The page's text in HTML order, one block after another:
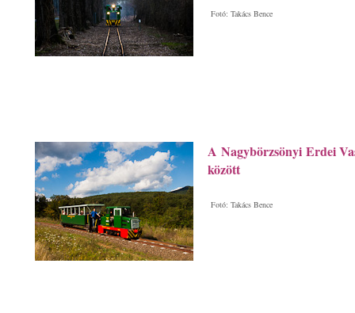
Fotó: Takács Bence
A Nagybörzsönyi Erdei
között
Fotó: Takács Bence